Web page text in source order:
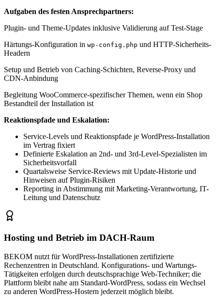
Aufgaben des festen Ansprechpartners:
Plugin- und Theme-Updates inklusive Validierung auf Test-Stage
Härtungs-Konfiguration in wp-config.php und HTTP-Sicherheits-
Headern
Setup und Betrieb von Caching-Schichten, Reverse-Proxy und
CDN-Anbindung
Begleitung WooCommerce-spezifischer Themen, wenn ein Shop
Bestandteil der Installation ist
Reaktionspfade und Eskalation:
Service-Levels und Reaktionspfade je WordPress-Installation
im Vertrag fixiert
Definierte Eskalation an 2nd- und 3rd-Level-Spezialisten im
Sicherheitsvorfall
Quartalsweise Service-Reviews mit Update-Historie und
Hinweisen auf Plugin-Risiken
Reporting in Abstimmung mit Marketing-Verantwortung, IT-
Leitung und Datenschutz
Hosting und Betrieb im DACH-Raum
BEKOM nutzt für WordPress-Installationen zertifizierte
Rechenzentren in Deutschland. Konfigurations- und Wartungs-
Tätigkeiten erfolgen durch deutschsprachige Web-Techniker; die
Plattform bleibt nahe am Standard-WordPress, sodass ein Wechsel
zu anderen WordPress-Hostern jederzeit möglich bleibt.